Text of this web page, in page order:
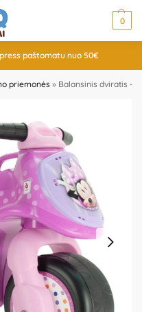
0
paštomatu nuo 50€
priemonės » Balansinis dviratis –